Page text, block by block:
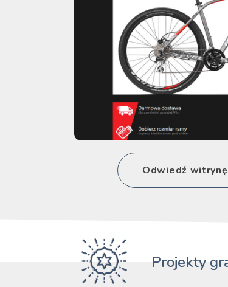
Odwiedź
Projekty